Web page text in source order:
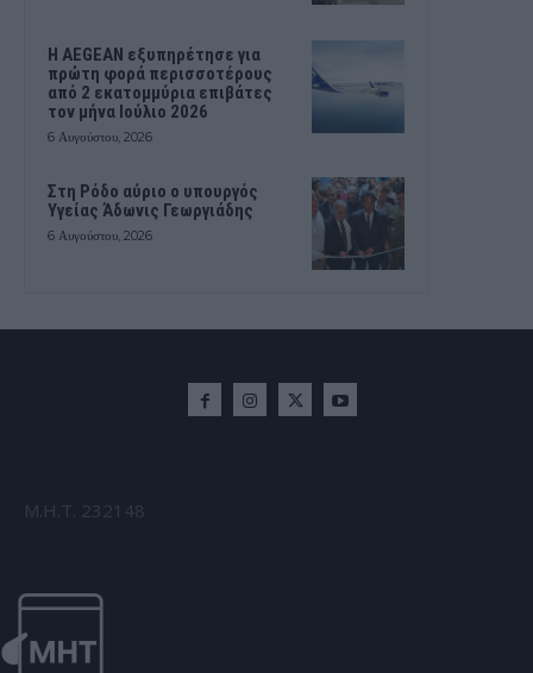
Η AEGEAN εξυπηρέτησε για
πρώτη φορά περισσοτέρους
από 2 εκατομμύρια επιβάτες
τον μήνα Ιούλιο 2026
6 Αυγούστου, 2026
Στη Ρόδο αύριο ο υπουργός
Υγείας Άδωνις Γεωργιάδης
6 Αυγούστου, 2026
Μ.Η.Τ. 232148